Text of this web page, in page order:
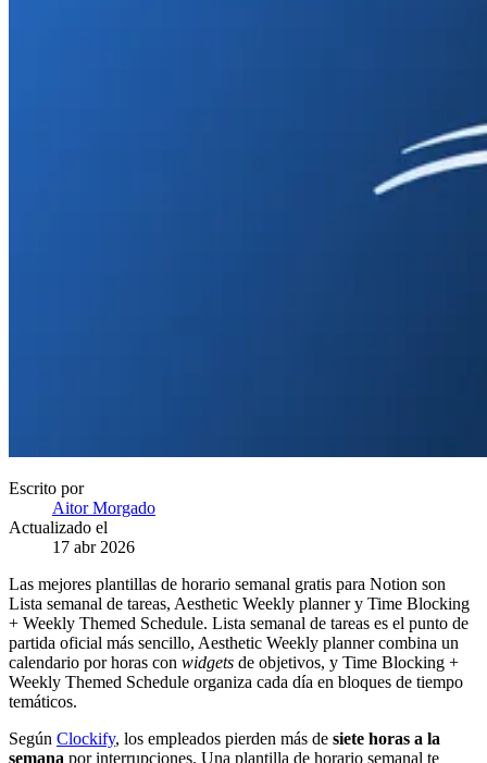
Escrito por
Aitor Morgado
Actualizado el
17 abr 2026
Las mejores plantillas de horario semanal gratis para Notion son
Lista semanal de tareas, Aesthetic Weekly planner y Time Blocking
+ Weekly Themed Schedule. Lista semanal de tareas es el punto de
partida oficial más sencillo, Aesthetic Weekly planner combina un
calendario por horas con widgets de objetivos, y Time Blocking +
Weekly Themed Schedule organiza cada día en bloques de tiempo
temáticos.
Según Clockify, los empleados pierden más de siete horas a la
semana por interrupciones. Una plantilla de horario semanal te